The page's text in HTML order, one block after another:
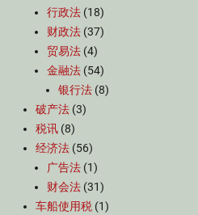
行政法 (18)
财政法 (37)
贸易法 (4)
金融法 (54)
银行法 (8)
破产法 (3)
税讯 (8)
经济法 (56)
广告法 (1)
财会法 (31)
车船使用税 (1)